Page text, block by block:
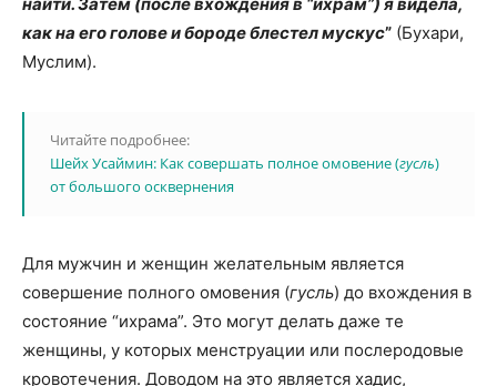
как на его голове и бороде блестел мускус” (Бухари,
Муслим).
Читайте подробнее:
Шейх Усаймин: Как совершать полное омовение (гусль)
от большого осквернения
Для мужчин и женщин желательным является
совершение полного омовения (гусль) до вхождения в
состояние “ихрама”. Это могут делать даже те
женщины, у которых менструации или послеродовые
кровотечения. Доводом на это является хадис,